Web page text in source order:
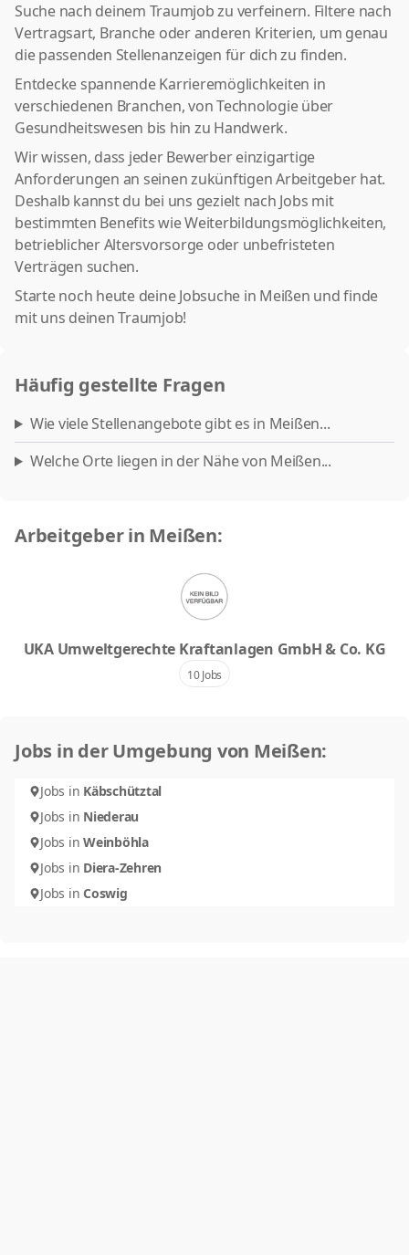
Suche nach deinem Traumjob zu verfeinern. Filtere nach
Vertragsart, Branche oder anderen Kriterien, um genau
die passenden Stellenanzeigen für dich zu finden.
Entdecke spannende Karrieremöglichkeiten in
verschiedenen Branchen, von Technologie über
Gesundheitswesen bis hin zu Handwerk.
Wir wissen, dass jeder Bewerber einzigartige
Anforderungen an seinen zukünftigen Arbeitgeber hat.
Deshalb kannst du bei uns gezielt nach Jobs mit
bestimmten Benefits wie Weiterbildungsmöglichkeiten,
betrieblicher Altersvorsorge oder unbefristeten
Verträgen suchen.
Starte noch heute deine Jobsuche in Meißen und finde
mit uns deinen Traumjob!
Häufig gestellte Fragen
Wie viele Stellenangebote gibt es in Meißen...
Welche Orte liegen in der Nähe von Meißen...
Arbeitgeber in Meißen:
UKA Umweltgerechte Kraftanlagen GmbH & Co. KG
10 Jobs
Jobs in der Umgebung von Meißen:
Jobs in Käbschütztal
Jobs in Niederau
Jobs in Weinböhla
Jobs in Diera-Zehren
Jobs in Coswig